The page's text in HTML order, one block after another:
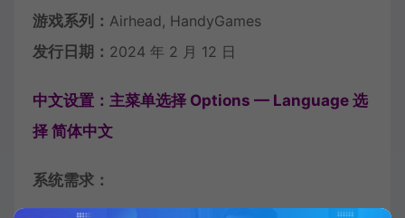
游戏系列： Airhead, HandyGames
发行日期： 2024 年 2 月 12 日
中文设置：主菜单选择 Options — Language 选
择 简体中文
系统需求：